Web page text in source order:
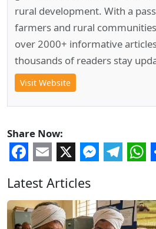
rural development. With a
farmers and rural
over 2000+ informative
thousands of readers stay
Visit Website
Share Now:
Latest Articles